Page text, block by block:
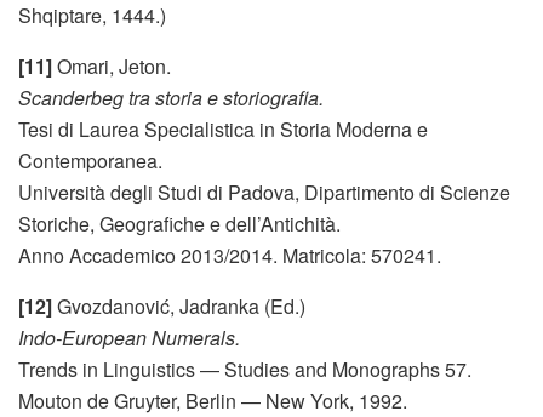
Shqiptare, 1444.)
[11]Omari, Jeton.
Scanderbeg tra storia e storiografia.
Tesi di Laurea Specialistica in Storia Moderna e
Contemporanea.
Università degli Studi di Padova, Dipartimento di Scienze
Storiche, Geografiche e dell’Antichità.
Anno Accademico 2013/2014. Matricola: 570241.
[12]Gvozdanović, Jadranka (Ed.)
Indo-European Numerals.
Trends in Linguistics — Studies and Monographs 57.
Mouton de Gruyter, Berlin — New York, 1992.